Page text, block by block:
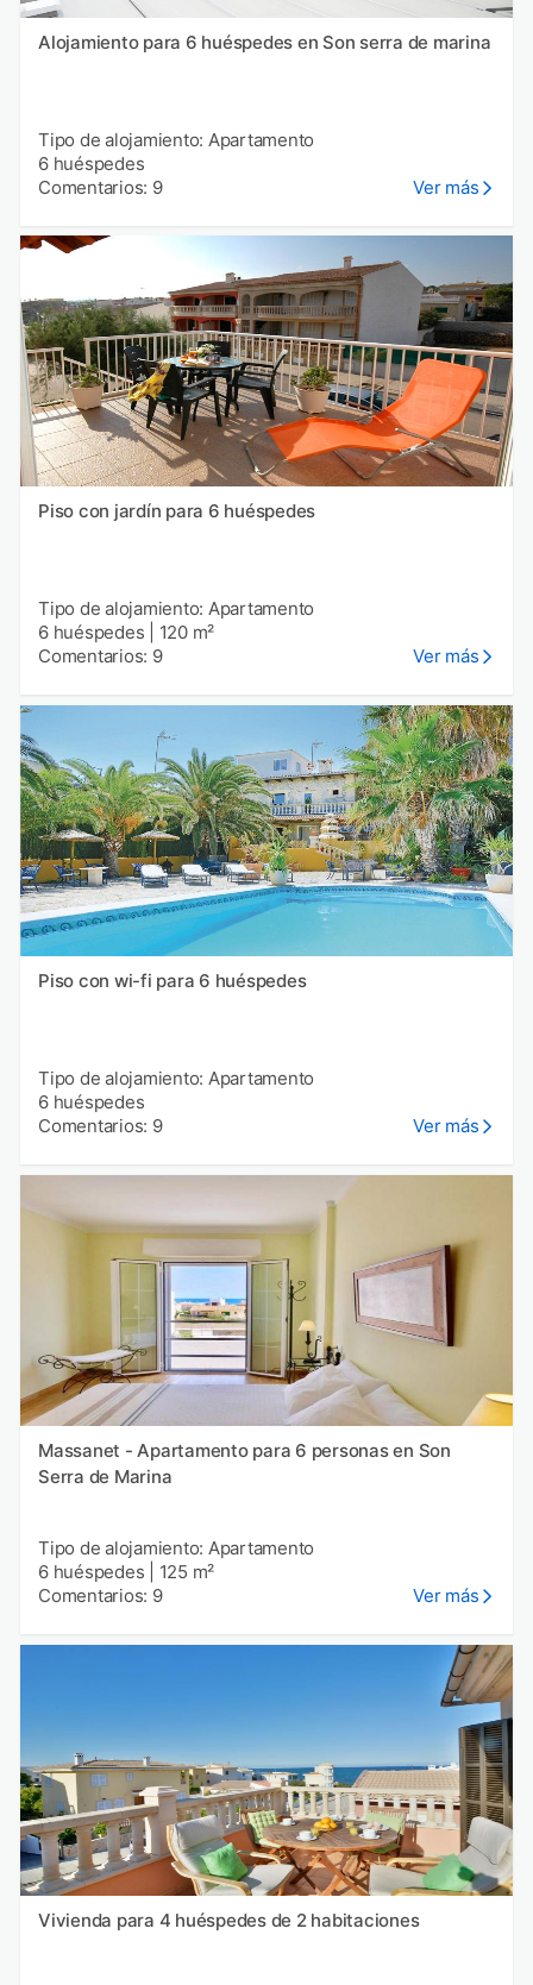
Alojamiento para 6 huéspedes en Son serra de marina
Tipo de alojamiento: Apartamento
6 huéspedes
Comentarios: 9
Ver más
Piso con jardín para 6 huéspedes
Tipo de alojamiento: Apartamento
6 huéspedes
120 m²
Comentarios: 9
Ver más
Piso con wi-fi para 6 huéspedes
Tipo de alojamiento: Apartamento
6 huéspedes
Comentarios: 9
Ver más
Massanet - Apartamento para 6 personas en Son
Serra de Marina
Tipo de alojamiento: Apartamento
6 huéspedes
125 m²
Comentarios: 9
Ver más
Vivienda para 4 huéspedes de 2 habitaciones